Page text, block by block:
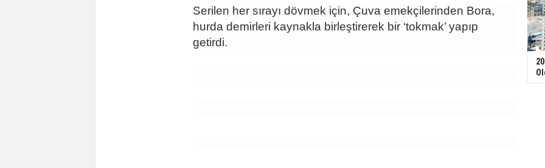
Serilen her sırayı dövmek için, Çuva emekçilerinden Bora,
hurda demirleri kaynakla birleştirerek bir ‘tokmak’ yapıp
getirdi.